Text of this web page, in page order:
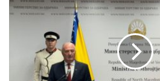
Dnevnik TVSA u 18:30
0
Article Rating